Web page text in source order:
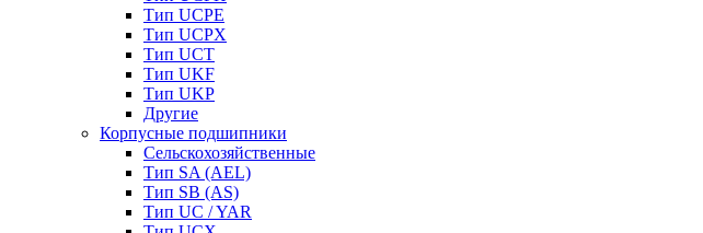
Тип UCPE
Тип UCPX
Тип UCT
Тип UKF
Тип UKP
Другие
Корпусные подшипники
Сельскохозяйственные
Тип SA (AEL)
Тип SB (AS)
Тип UC / YAR